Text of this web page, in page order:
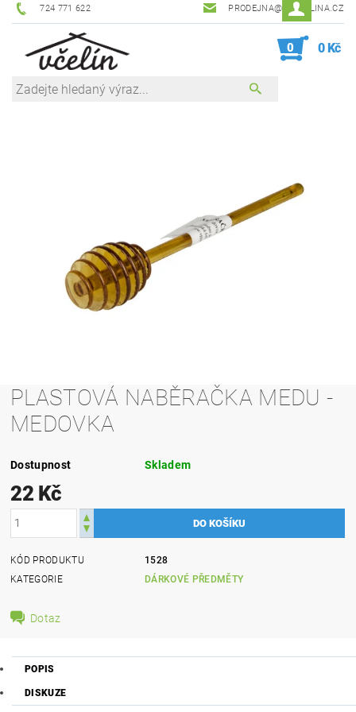
724 771 622 PRODEJNA@ZEVCELINA.CZ
0 0 Kč
PLASTOVÁ NABĚRAČKA MEDU -
MEDOVKA
Dostupnost Skladem
22 Kč
KÓD PRODUKTU
1528
KATEGORIE
DÁRKOVÉ PŘEDMĚTY
Dotaz
POPIS
DISKUZE